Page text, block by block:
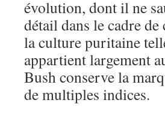
évolution, dont il ne
détail dans le cadre
la culture puritaine
appartient largement
Bush conserve la
de multiples indices.